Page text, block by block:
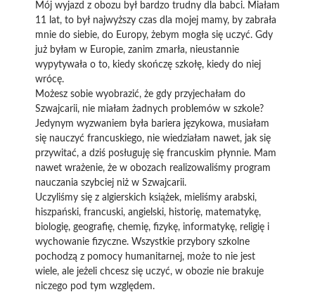
Mój wyjazd z obozu był bardzo trudny dla babci. Miałam
11 lat, to był najwyższy czas dla mojej mamy, by zabrała
mnie do siebie, do Europy, żebym mogła się uczyć. Gdy
już byłam w Europie, zanim zmarła, nieustannie
wypytywała o to, kiedy skończę szkołę, kiedy do niej
wrócę.
Możesz sobie wyobrazić, że gdy przyjechałam do
Szwajcarii, nie miałam żadnych problemów w szkole?
Jedynym wyzwaniem była bariera językowa, musiałam
się nauczyć francuskiego, nie wiedziałam nawet, jak się
przywitać, a dziś posługuję się francuskim płynnie. Mam
nawet wrażenie, że w obozach realizowaliśmy program
nauczania szybciej niż w Szwajcarii.
Uczyliśmy się z algierskich książek, mieliśmy arabski,
hiszpański, francuski, angielski, historię, matematykę,
biologię, geografię, chemię, fizykę, informatykę, religię i
wychowanie fizyczne. Wszystkie przybory szkolne
pochodzą z pomocy humanitarnej, może to nie jest
wiele, ale jeżeli chcesz się uczyć, w obozie nie brakuje
niczego pod tym względem.